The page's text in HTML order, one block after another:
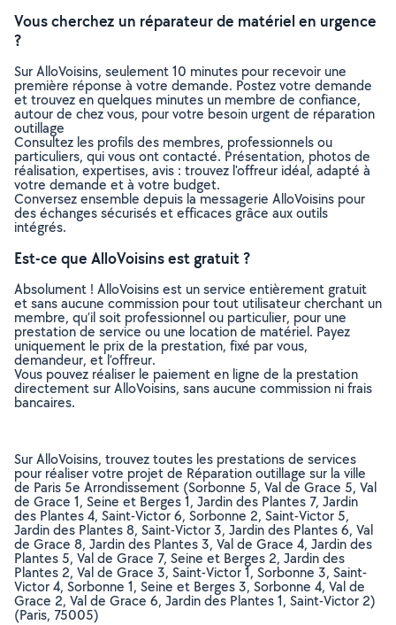
Vous cherchez un réparateur de matériel en urgence
?
Sur AlloVoisins, seulement 10 minutes pour recevoir une
première réponse à votre demande. Postez votre demande
et trouvez en quelques minutes un membre de confiance,
autour de chez vous, pour votre besoin urgent de réparation
outillage
Consultez les profils des membres, professionnels ou
particuliers, qui vous ont contacté. Présentation, photos de
réalisation, expertises, avis : trouvez l'offreur idéal, adapté à
votre demande et à votre budget.
Conversez ensemble depuis la messagerie AlloVoisins pour
des échanges sécurisés et efficaces grâce aux outils
intégrés.
Est-ce que AlloVoisins est gratuit ?
Absolument ! AlloVoisins est un service entièrement gratuit
et sans aucune commission pour tout utilisateur cherchant un
membre, qu’il soit professionnel ou particulier, pour une
prestation de service ou une location de matériel. Payez
uniquement le prix de la prestation, fixé par vous,
demandeur, et l’offreur.
Vous pouvez réaliser le paiement en ligne de la prestation
directement sur AlloVoisins, sans aucune commission ni frais
bancaires.
Sur AlloVoisins, trouvez toutes les prestations de services
pour réaliser votre projet de Réparation outillage sur la ville
de Paris 5e Arrondissement (Sorbonne 5, Val de Grace 5, Val
de Grace 1, Seine et Berges 1, Jardin des Plantes 7, Jardin
des Plantes 4, Saint-Victor 6, Sorbonne 2, Saint-Victor 5,
Jardin des Plantes 8, Saint-Victor 3, Jardin des Plantes 6, Val
de Grace 8, Jardin des Plantes 3, Val de Grace 4, Jardin des
Plantes 5, Val de Grace 7, Seine et Berges 2, Jardin des
Plantes 2, Val de Grace 3, Saint-Victor 1, Sorbonne 3, Saint-
Victor 4, Sorbonne 1, Seine et Berges 3, Sorbonne 4, Val de
Grace 2, Val de Grace 6, Jardin des Plantes 1, Saint-Victor 2)
(Paris, 75005)